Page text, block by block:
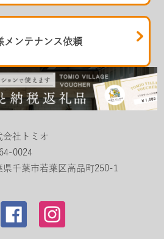
メンテナンス依頼
会社トミオ
0024
県千葉市若葉区高品町250-1